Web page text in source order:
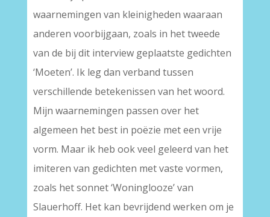
waarnemingen van kleinigheden waaraan
anderen voorbijgaan, zoals in het tweede
van de bij dit interview geplaatste gedichten
‘Moeten’. Ik leg dan verband tussen
verschillende betekenissen van het woord.
Mijn waarnemingen passen over het
algemeen het best in poëzie met een vrije
vorm. Maar ik heb ook veel geleerd van het
imiteren van gedichten met vaste vormen,
zoals het sonnet ‘Woninglooze’ van
Slauerhoff. Het kan bevrijdend werken om je